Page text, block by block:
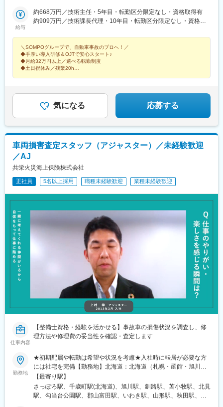
当する都道府県（1）「主たる勤務地」を含むブロック（2）「主
たる勤務地」の隣接都道府県（3）居住地から通勤可能な都道府県
※上記内で転居を伴う転勤の可能性あり※採用時に「主たる勤務
田・青森・山形・宮城・岩手・福島）■関東甲信越ブロック（茨
城・栃木・群馬・山梨・新潟・長野）■首都圏ブロック（東京・神
奈川・千葉・埼玉）■中部・北陸ブロック（愛知・岐阜・三重・静
岡・石川・富山・福井）■近畿ブロック（大阪・京都・滋賀・奈
良・和歌山・兵庫）■中国ブロック（広島・鳥取・島根・山口・岡
（福岡・佐賀・長崎・熊本・大分・宮崎・鹿児島・沖縄）【3】地
域限定原則「主たる勤務地」または「転居転勤のない範囲」※自宅
から公共交通機関で90分以内※受動喫煙対策制度あり
給与
約668万円／技術主任・5年目・転勤区分限定なし・資格取得有
約909万円／技術課長代理・10年目・転勤区分限定なし・資格取
＼SOMPOグループで、自動車事故のプロへ！／
◆手厚い導入研修＆OJTで安心スタート♪
◆月給32万円以上／選べる転勤制度
◆土日祝休み／残業20h
気になる 応募する
車両損害査定スタッフ（アジャスター）／未経験歓迎
／AJ
共栄火災海上保険株式会社
正社員 5名以上採用 職種未経験歓迎 業種未経験歓迎
仕事内容
【整備士資格・経験を活かせる】事故車の損傷状況を調査し、修
理方法や修理費の妥当性を確認・査定します
勤務地
★初期配属や転勤は希望や状況を考慮★入社時に転居が必要な方
には社宅を完備【勤務地】北海道：北海道（札幌・函館・旭川・
釧路・苫小牧・北見）東北：青森、岩手、宮城、福島、山形、秋
田関東：茨城、栃木、群馬、埼玉、千葉、東京、神奈川甲信越：
新潟、富山、石川、長野、山梨東海：静岡、愛知、岐阜、三重近
【最寄り駅】
さっぽろ駅、千歳町駅(北海道)、旭川駅、釧路駅、苫小牧駅、北見
駅、勾当台公園駅、郡山富田駅、いわき駅、山形駅、秋田駅、青